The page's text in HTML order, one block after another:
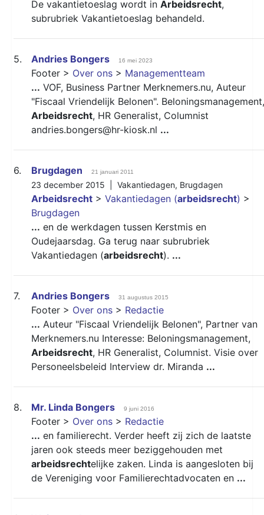
De vakantietoeslag wordt in Arbeidsrecht,
subrubriek Vakantietoeslag behandeld.
5. Andries Bongers 16 mei 2023
Footer > Over ons > Managementteam
... VOF, Business Partner Merknemers.nu, Auteur
"Fiscaal Vriendelijk Belonen". Beloningsmanagement,
Arbeidsrecht, HR Generalist, Columnist
andries.bongers@hr-kiosk.nl ...
6. Brugdagen 21 januari 2011
23 december 2015 | Vakantiedagen, Brugdagen
Arbeidsrecht > Vakantiedagen (arbeidsrecht) >
Brugdagen
... en de werkdagen tussen Kerstmis en
Oudejaarsdag. Ga terug naar subrubriek
Vakantiedagen (arbeidsrecht). ...
7. Andries Bongers 31 augustus 2015
Footer > Over ons > Redactie
... Auteur "Fiscaal Vriendelijk Belonen", Partner van
Merknemers.nu Interesse: Beloningsmanagement,
Arbeidsrecht, HR Generalist, Columnist. Visie over
Personeelsbeleid Interview dr. Miranda ...
8. Mr. Linda Bongers 9 juni 2016
Footer > Over ons > Redactie
... en familierecht. Verder heeft zij zich de laatste
jaren ook steeds meer beziggehouden met
arbeidsrechtelijke zaken. Linda is aangesloten bij
de Vereniging voor Familierechtadvocaten en ...